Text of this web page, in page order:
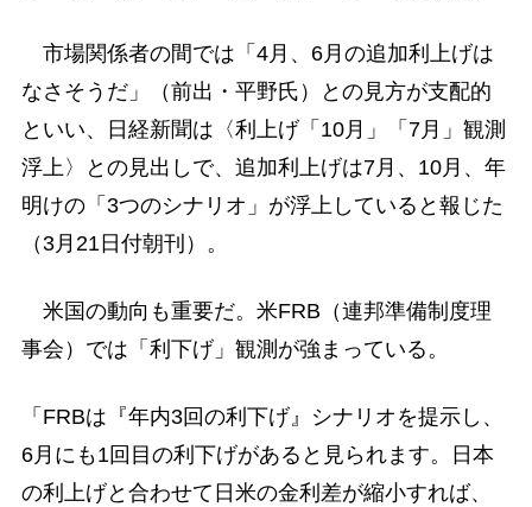
市場関係者の間では「4月、6月の追加利上げは
なさそうだ」（前出・平野氏）との見方が支配的
といい、日経新聞は〈利上げ「10月」「7月」観測
浮上〉との見出しで、追加利上げは7月、10月、年
明けの「3つのシナリオ」が浮上していると報じた
（3月21日付朝刊）。
米国の動向も重要だ。米FRB（連邦準備制度理
事会）では「利下げ」観測が強まっている。
「FRBは『年内3回の利下げ』シナリオを提示し、
6月にも1回目の利下げがあると見られます。日本
の利上げと合わせて日米の金利差が縮小すれば、